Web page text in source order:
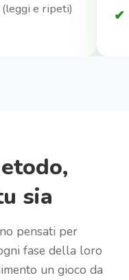
e ripeti)
sia
pensati per
fase della loro
un gioco da